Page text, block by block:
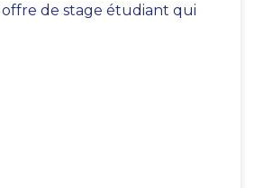
de stage étudiant qui